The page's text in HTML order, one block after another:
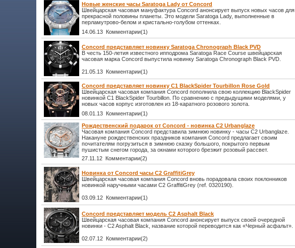
Новые женские часы Saratoga Lady от Concord
Швейцарская часовая мануфактура Concord анонсирует выпуск новых часов для
прекрасной половины планеты. Это модели Saratoga Lady, выполненные в
перламутрово-белом и кристально-голубом оттенках.
14.06.13 Комментарии(1)
Concord представляет новинку Saratoga Chronograph Black PVD
В честь 150-летия известного ипподрома Saratoga Race Course швейцарская
часовая марка Concord выпустила новинку Saratoga Chronograph Black PVD.
21.05.13 Комментарии(1)
Concord представляет новинку C1 BlackSpider Tourbillon Rose Gold
Швейцарская часовая компания Concord пополнила свою коллекцию BlackSpider
новинкой C1 BlackSpider Tourbillon. По сравнению с предыдущими моделями, у
новых часов корпус изготовлен из 18-каратного розового золота.
08.01.13 Комментарии(1)
Рождественский подарок от Concord - новинка С2 Urbanglaze
Часовая компания Concord представила зимнюю новинку - часы С2 Urbanglaze.
Накануне рождественских праздников компания Concord предлагает своим
почитателям погрузиться в зимнюю сказку большого, покрытого первым
пушистым снегом города, за окнами которого брезжит розовый рассвет.
27.11.12 Комментарии(2)
Новинка от Concord часы C2 GraffitiGrey
Швейцарская часовая компания Concord вновь порадовала своих поклонников
новинкой наручными часами C2 GraffitiGrey (ref. 0320190).
03.09.12 Комментарии(1)
Concord представляет модель C2 Asphalt Black
Швейцарская часовая компания Concord анонсирует выпуск своей очередной
новинки - C2 Asphalt Black, название которой переводится как «Черный асфальт».
02.07.12 Комментарии(2)